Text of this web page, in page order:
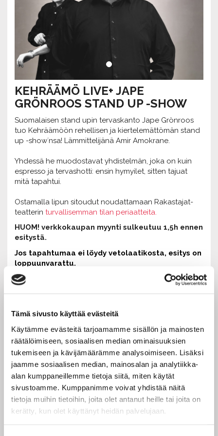
Tämä sivusto käyttää evästeitä
Käytämme evästeitä tarjoamamme sisällön ja mainosten
räätälöimiseen, sosiaalisen median ominaisuuksien
tukemiseen ja kävijämäärämme analysoimiseen. Lisäksi
jaamme sosiaalisen median, mainosalan ja analytiikka-
alan kumppaneillemme tietoja siitä, miten käytät
sivustoamme. Kumppanimme voivat yhdistää näitä
tietoja muihin tietoihin, joita olet antanut heille tai joita on
kerätty, kun olet käyttänyt heidän palvelujaan.
KEHRÄÄMÖ LIVE+ JAPE
GRÖNROOS STAND UP -SHOW
Suomalaisen stand upin tervaskanto Jape Grönroos
tuo Kehräämöön rehellisen ja kiertelemättömän stand
up -show´nsa! Lämmittelijänä Amir Amokrane.
Yhdessä he muodostavat yhdistelmän, joka on kuin
espresso ja tervashotti: ensin hymyilet, sitten tajuat
mitä tapahtui.
Ostamalla lipun sitoudut noudattamaan Rakastajat-
teatterin turvallisemman tilan periaatteita.
HUOM! verkkokaupan myynti sulkeutuu 1,5h ennen
esitystä.
Jos tapahtumaa ei löydy vetolaatikosta, esitys on
loppuunvarattu.
Vapaita paikkoja voi kysellä suoraan esityksen
ovelta.
ESITYSPÄIVÄ JA LIPUT
La 28.11.klo 18
Liput 29,50€
K18.
Kesto n. 1,5h (sisältäen väliajan)
Ovet avataan 1h ennen esityksen alkua.
Liput ostettuasi saat sähköpostiisi linkin, josta pääset